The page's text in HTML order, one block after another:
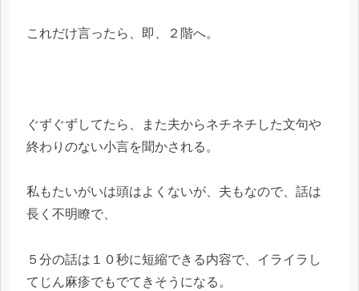
これだけ言ったら、即、２階へ。
ぐずぐずしてたら、また夫からネチネチした文句や
終わりのない小言を聞かされる。
私もたいがいは頭はよくないが、夫もなので、話は
長く不明瞭で、
５分の話は１０秒に短縮できる内容で、イライラし
てじん麻疹でもでてきそうになる。